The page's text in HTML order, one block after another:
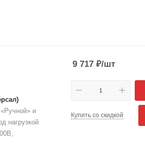
и
нагрузкой
9 717 ₽/шт
Купить со скидкой